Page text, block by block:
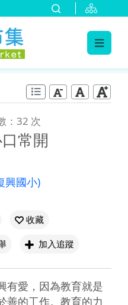
：32 次
常開
興國小)
收藏
加入追蹤
有愛，因為教育就是
善的工作。教育的力